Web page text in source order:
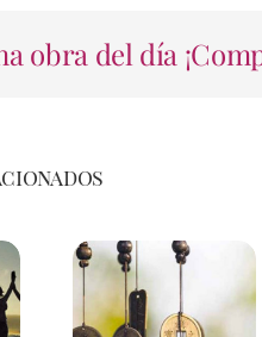
obra del día